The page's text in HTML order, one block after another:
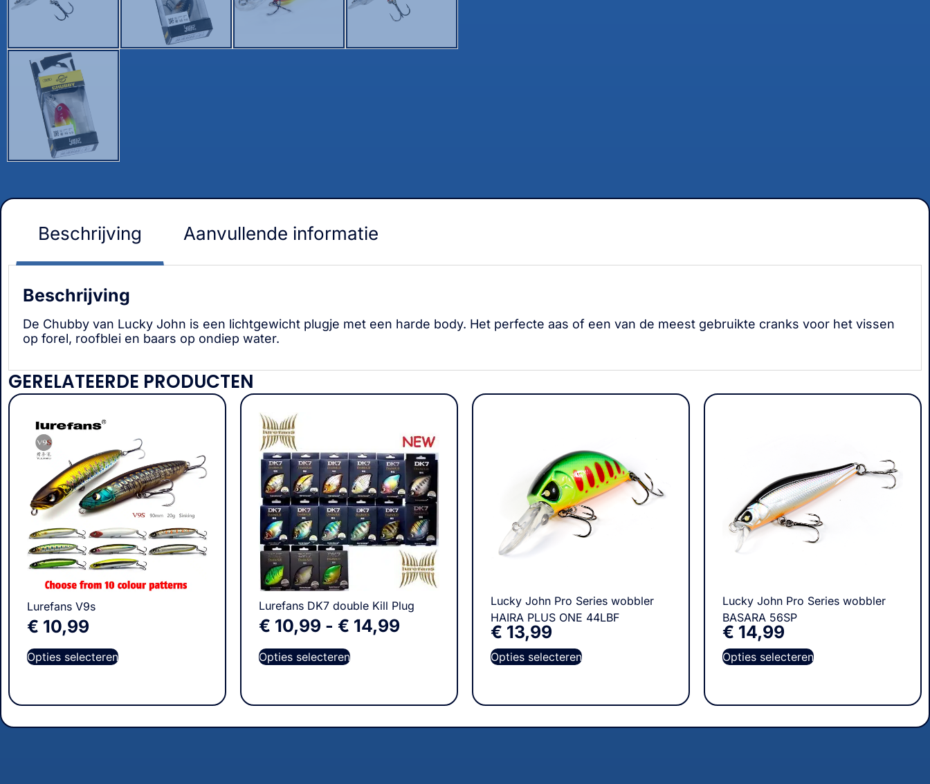
Beschrijving Aanvullende informatie
Beschrijving
De Chubby van Lucky John is een lichtgewicht plugje met een harde body. Het perfecte aas of een van de meest gebruikte cranks voor het vissen
op forel, roofblei en baars op ondiep water.
GERELATEERDE PRODUCTEN
Lurefans V9s
€ 10,99
Opties selecteren
Lurefans DK7 double Kill Plug
€ 10,99 - € 14,99
Opties selecteren
Lucky John Pro Series wobbler
HAIRA PLUS ONE 44LBF
€ 13,99
Opties selecteren
Lucky John Pro Series wobbler
BASARA 56SP
€ 14,99
Opties selecteren